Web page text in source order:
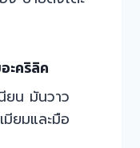
ะคริลิค
ยน มันวาว
ยมและมือ